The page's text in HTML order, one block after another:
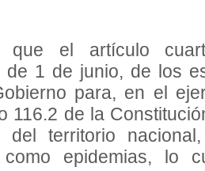
que el artículo
de 1 de junio, de los
para, en el
116.2 de la
territorio
como epidemias, lo